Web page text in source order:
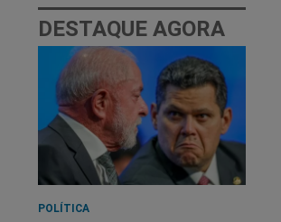
DESTAQUE AGORA
POLÍTICA